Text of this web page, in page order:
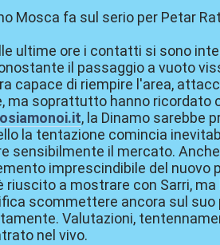
Mosca fa sul serio per Petar
ultime ore i contatti si sono
il passaggio a vuoto
capace di riempire l'area,
soprattutto hanno ricordato
, la Dinamo sarebbe
la tentazione comincia
sensibilmente il mercato.
imprescindibile del nuovo
a mostrare con Sarri,
scommettere ancora sul
Valutazioni,
nel vivo.